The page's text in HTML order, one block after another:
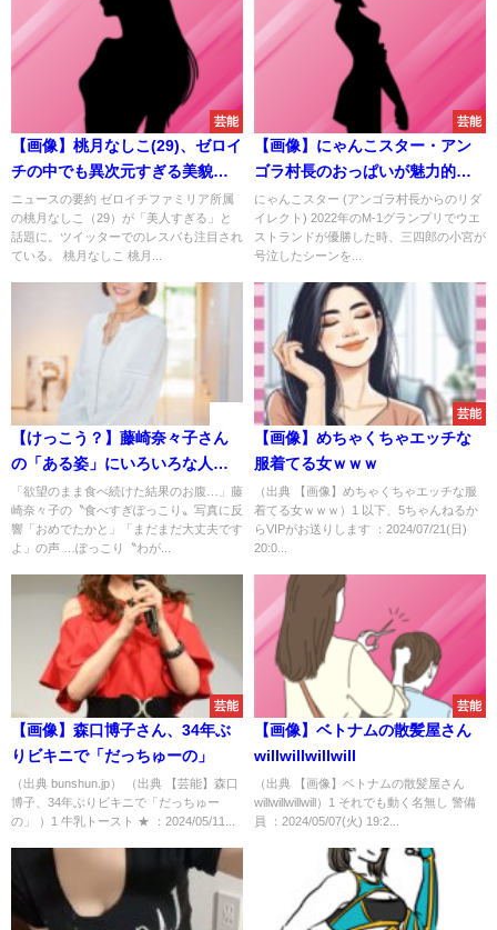
芸能
【画像】桃月なしこ(29)、ゼロイ
チの中でも異次元すぎる美貌ｗ
ｗｗｗｗｗ
ニュースの要約 ゼロイチファミリア所属
の桃月なしこ（29）が「美人すぎる」と
話題に。ツイッターでのレスバも注目され
ている。 桃月なしこ 桃月...
芸能
【画像】にゃんこスター・アン
ゴラ村長のおっぱいが魅力的ｗ
ｗｗｗｗｗｗｗｗｗｗｗｗｗｗ
ｗｗｗｗｗ
にゃんこスター (アンゴラ村長からのリダ
イレクト) 2022年のM-1グランプリでウエ
ストランドが優勝した時、三四郎の小宮が
号泣したシーンを...
【けっこう？】藤崎奈々子さん
の「ある姿」にいろいろな人と
重ねてしまうことに
「欲望のまま食べ続けた結果のお腹…」藤
崎奈々子の〝食べすぎぽっこり〟写真に反
響「おめでたかと」「まだまだ大丈夫です
よ」の声 …ぽっこり〝わが...
芸能
【画像】めちゃくちゃエッチな
服着てる女ｗｗｗ
（出典 【画像】めちゃくちゃエッチな服
着てる女ｗｗｗ）1 以下、5ちゃんねるか
らVIPがお送りします ：2024/07/21(日)
20:0...
芸能
【画像】森口博子さん、34年ぶ
りビキニで「だっちゅーの」
（出典 bunshun.jp） （出典 【芸能】森口
博子、34年ぶりビキニで「だっちゅー
の」 ）1 牛乳トースト ★ ：2024/05/11...
芸能
【画像】ベトナムの散髪屋さん
willwillwillwill
（出典 【画像】ベトナムの散髪屋さん
willwillwillwill）1 それでも動く名無し 警備
員 ：2024/05/07(火) 19:2...